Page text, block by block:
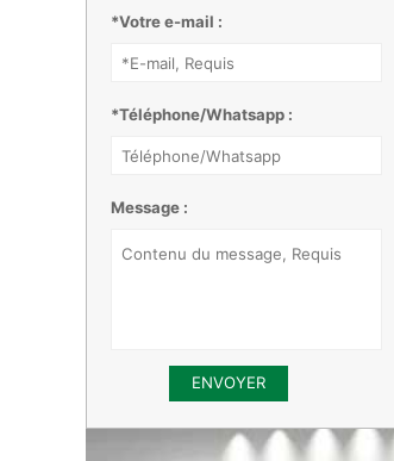
*Votre e-mail :
*Téléphone/Whatsapp :
Message :